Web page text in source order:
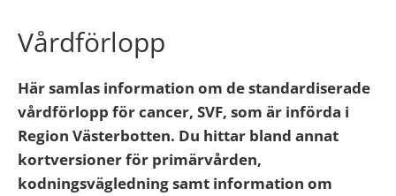
Vårdförlopp
Här samlas information om de standardiserade
vårdförlopp för cancer, SVF, som är införda i
Region Västerbotten. Du hittar bland annat
kortversioner för primärvården,
kodningsvägledning samt information om